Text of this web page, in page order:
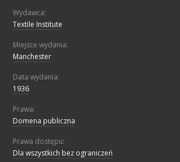
Wydawca:
Textile Institute
Miejsce wydania:
Manchester
Data wydania:
1936
Prawa:
Domena publiczna
Prawa dostępu:
Dla wszystkich bez ograniczeń